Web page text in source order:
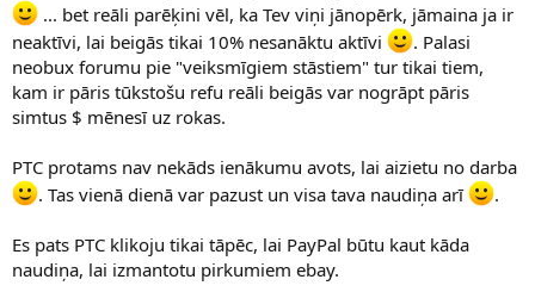
... bet reāli parēķini vēl, ka Tev viņi jānopērk, jāmaina ja ir
neaktīvi, lai beigās tikai 10% nesanāktu aktīvi
. Palasi
neobux forumu pie "veiksmīgiem stāstiem" tur tikai tiem,
kam ir pāris tūkstošu refu reāli beigās var nogrāpt pāris
simtus $ mēnesī uz rokas.
PTC protams nav nekāds ienākumu avots, lai aizietu no darba
. Tas vienā dienā var pazust un visa tava naudiņa arī
.
Es pats PTC klikoju tikai tāpēc, lai PayPal būtu kaut kāda
naudiņa, lai izmantotu pirkumiem ebay.